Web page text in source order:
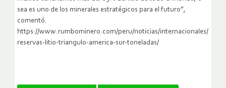
sea es uno de los minerales estratégicos para el futuro”,
comentó.
https://www.rumbominero.com/peru/noticias/internacionales/
reservas-litio-triangulo-america-sur-toneladas/